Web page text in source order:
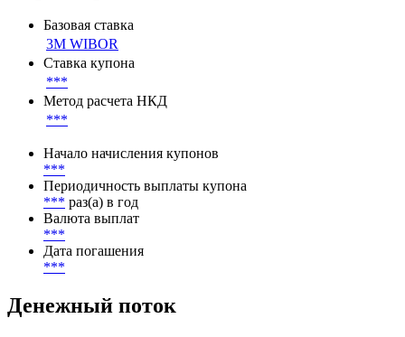
Базовая ставка
3M WIBOR
Ставка купона
***
Метод расчета НКД
***
Начало начисления купонов
***
Периодичность выплаты купона
*** раз(а) в год
Валюта выплат
***
Дата погашения
***
Денежный поток